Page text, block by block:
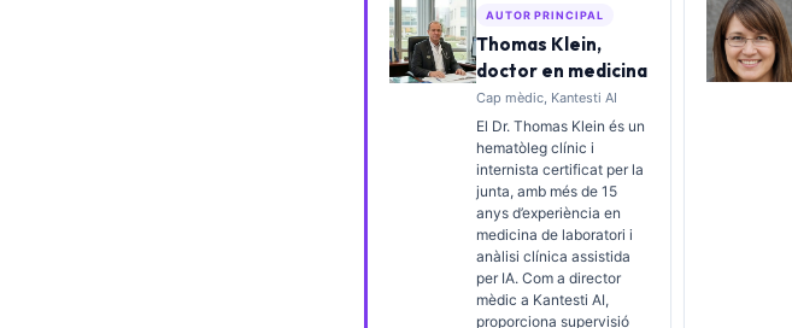
AUTOR PRINCIPAL
Thomas Klein,
doctor en medicina
Cap mèdic, Kantesti AI
El Dr. Thomas Klein és un
hematòleg clínic i
internista certificat per la
junta, amb més de 15
anys d’experiència en
medicina de laboratori i
anàlisi clínica assistida
per IA. Com a director
mèdic a Kantesti AI,
proporciona supervisió